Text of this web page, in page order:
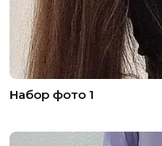
Набор фото 1